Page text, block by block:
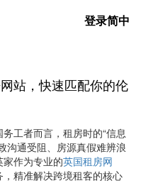
登录简中
站，快速匹配你的伦
工者而言，租房时的“信息
沟通受阻、房源真假难辨浪
作为专业的英国租房网
，精准解决跨境租客的核心